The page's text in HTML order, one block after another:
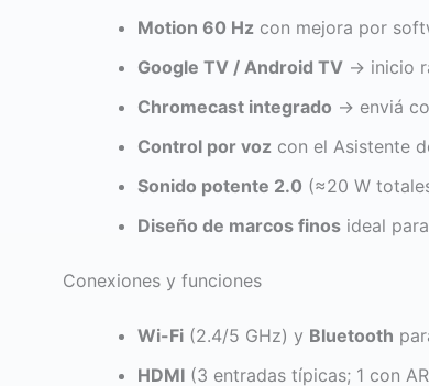
Motion 60 Hz con mejora por
Google TV / Android TV → inicio
Chromecast integrado → enviá
Control por voz con el Asistente
Sonido potente 2.0 (≈20 W
Diseño de marcos finos ideal
Conexiones y funciones
Wi-Fi (2.4/5 GHz) y Bluetooth
HDMI (3 entradas típicas; 1 con